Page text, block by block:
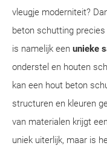
vleugje moderniteit?
beton schutting
is namelijk een unieke
onderstel en houten
kan een hout beton
structuren en kleuren
van materialen krijgt
uniek uiterlijk, maar is